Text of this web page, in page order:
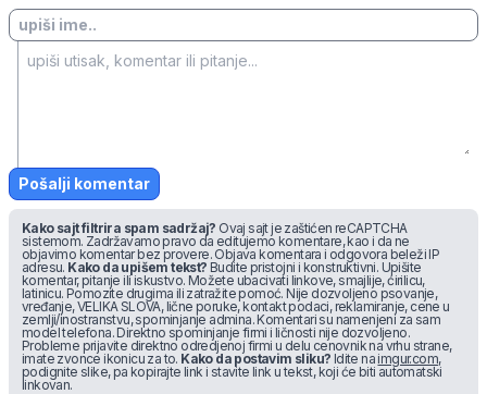
Pošalji komentar
Kako sajt filtrira spam sadržaj? Ovaj sajt je zaštićen reCAPTCHA
sistemom. Zadržavamo pravo da editujemo komentare, kao i da ne
objavimo komentar bez provere. Objava komentara i odgovora beleži IP
adresu. Kako da upišem tekst? Budite pristojni i konstruktivni. Upišite
komentar, pitanje ili iskustvo. Možete ubacivati linkove, smajlije, ćirilicu,
latinicu. Pomozite drugima ili zatražite pomoć. Nije dozvoljeno psovanje,
vređanje, VELIKA SLOVA, lične poruke, kontakt podaci, reklamiranje, cene u
zemlji/inostranstvu, spominjanje admina. Komentari su namenjeni za sam
model telefona. Direktno spominjanje firmi i ličnosti nije dozvoljeno.
Probleme prijavite direktno odredjenoj firmi u delu cenovnik na vrhu strane,
imate zvonce ikonicu za to. Kako da postavim sliku? Idite na imgur.com,
podignite slike, pa kopirajte link i stavite link u tekst, koji će biti automatski
linkovan.